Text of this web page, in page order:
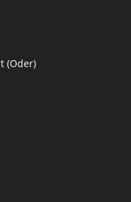
(Oder)